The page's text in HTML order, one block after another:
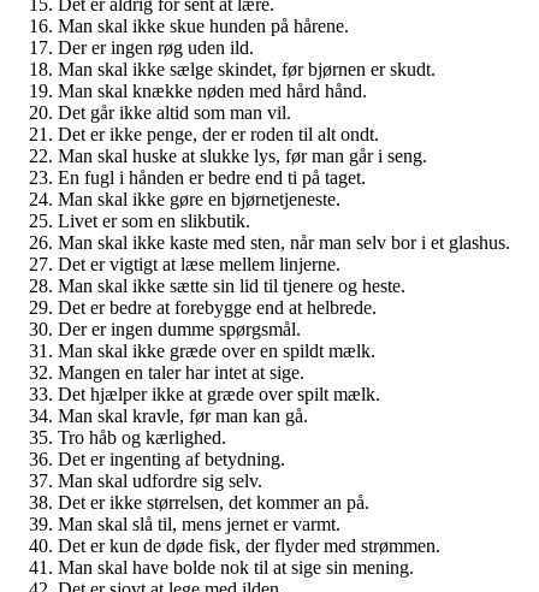
Man skal ikke skue hunden på hårene.
Der er ingen røg uden ild.
Man skal ikke sælge skindet, før bjørnen er skudt.
Man skal knække nøden med hård hånd.
Det går ikke altid som man vil.
Det er ikke penge, der er roden til alt ondt.
Man skal huske at slukke lys, før man går i seng.
En fugl i hånden er bedre end ti på taget.
Man skal ikke gøre en bjørnetjeneste.
Livet er som en slikbutik.
Man skal ikke kaste med sten, når man selv bor i et glashus.
Det er vigtigt at læse mellem linjerne.
Man skal ikke sætte sin lid til tjenere og heste.
Det er bedre at forebygge end at helbrede.
Der er ingen dumme spørgsmål.
Man skal ikke græde over en spildt mælk.
Mangen en taler har intet at sige.
Det hjælper ikke at græde over spilt mælk.
Man skal kravle, før man kan gå.
Tro håb og kærlighed.
Det er ingenting af betydning.
Man skal udfordre sig selv.
Det er ikke størrelsen, det kommer an på.
Man skal slå til, mens jernet er varmt.
Det er kun de døde fisk, der flyder med strømmen.
Man skal have bolde nok til at sige sin mening.